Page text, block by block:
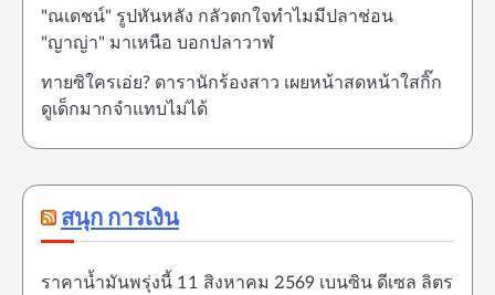
"ณเดชน์" รูปหันหลัง กลัวตกใจทำไมมีปลาช่อน
"ญาญ่า" มาเหนือ บอกปลาวาฬ
ทายซิใครเอ่ย? ดารานักร้องสาว เผยหน้าสดหน้าใสกิ๊ก
ดูเด็กมากจำแทบไม่ได้
สนุก การเงิน
ราคาน้ำมันพรุ่งนี้ 11 สิงหาคม 2569 เบนซิน ดีเซล ลิตร